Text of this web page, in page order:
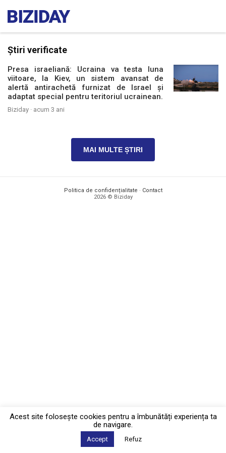
Știri verificate
Presa israeliană: Ucraina va testa luna
viitoare, la Kiev, un sistem avansat de
alertă antirachetă furnizat de Israel și
adaptat special pentru teritoriul ucrainean.
Biziday · acum 3 ani
MAI MULTE ȘTIRI
Politica de confidențialitate · Contact
2026 © Biziday
Acest site foloseşte cookies pentru a îmbunătăți experiența ta
de navigare.
Accept Refuz